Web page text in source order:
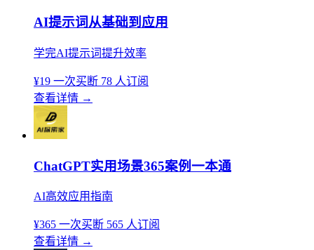
AI提示词从基础到应用
学完AI提示词提升效率
¥19 一次买断 78 人订阅
查看详情 →
ChatGPT实用场景365案例一本通
AI高效应用指南
¥365 一次买断 565 人订阅
查看详情 →